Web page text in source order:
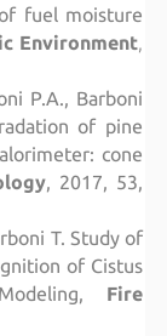
fuel moisture
Environment,
P.A., Barboni
of pine
cone
, 2017, 53,
T. Study of
of Cistus
Fire